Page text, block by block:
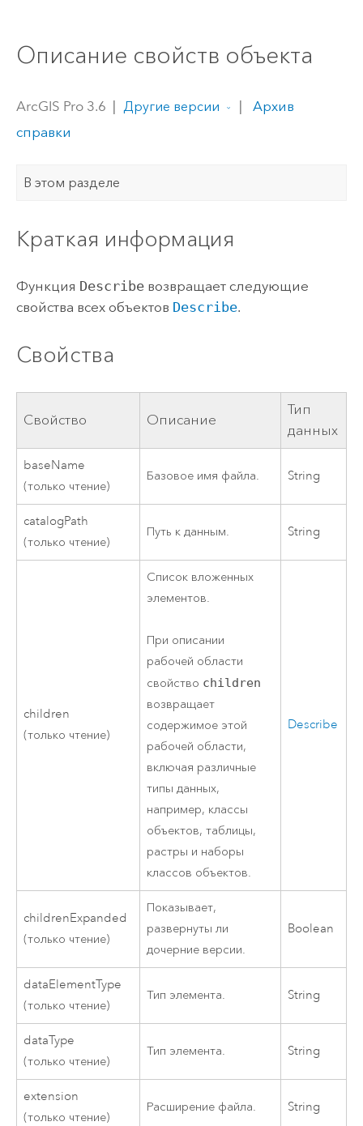
Описание свойств объекта
ArcGIS Pro 3.6 Другие версии
Архив
справки
В этом разделе
Краткая информация
Функция Describeвозвращает следующие
свойства всех объектов Describe.
Свойства
Свойство Описание
Тип
данных
baseName
(только чтение)
Базовое имя файла. String
catalogPath
(только чтение)
Путь к данным. String
children
(только чтение)
Список вложенных
элементов.
При описании
рабочей области
свойство children
возвращает
содержимое этой
рабочей области,
включая различные
типы данных,
например, классы
объектов, таблицы,
растры и наборы
классов объектов.
Describe
childrenExpanded
(только чтение)
Показывает,
развернуты ли
дочерние версии.
Boolean
dataElementType
(только чтение)
Тип элемента. String
dataType
(только чтение)
Тип элемента. String
extension
(только чтение)
Расширение файла. String